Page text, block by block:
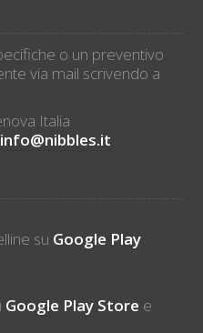
o un preventivo
via mail scrivendo a
Italia
info@nibbles.it
su Google Play
Google Play Store e